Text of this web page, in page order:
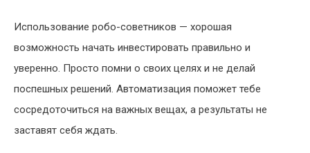
Использование робо-советников — хорошая
возможность начать инвестировать правильно и
уверенно. Просто помни о своих целях и не делай
поспешных решений. Автоматизация поможет тебе
сосредоточиться на важных вещах, а результаты не
заставят себя ждать.